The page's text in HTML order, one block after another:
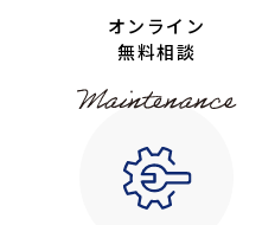
オンライン
無料相談